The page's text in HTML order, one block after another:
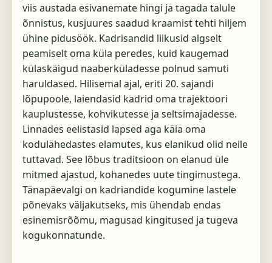
viis austada esivanemate hingi ja tagada talule
õnnistus, kusjuures saadud kraamist tehti hiljem
ühine pidusöök. Kadrisandid liikusid algselt
peamiselt oma küla peredes, kuid kaugemad
külaskäigud naaberküladesse polnud samuti
haruldased. Hilisemal ajal, eriti 20. sajandi
lõpupoole, laiendasid kadrid oma trajektoori
kauplustesse, kohvikutesse ja seltsimajadesse.
Linnades eelistasid lapsed aga käia oma
kodulähedastes elamutes, kus elanikud olid neile
tuttavad. See lõbus traditsioon on elanud üle
mitmed ajastud, kohanedes uute tingimustega.
Tänapäevalgi on kadriandide kogumine lastele
põnevaks väljakutseks, mis ühendab endas
esinemisrõõmu, magusad kingitused ja tugeva
kogukonnatunde.